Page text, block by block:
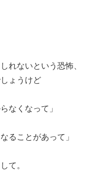
れないという恐怖、
ょうけど
なくなって」
ることがあって」
て。